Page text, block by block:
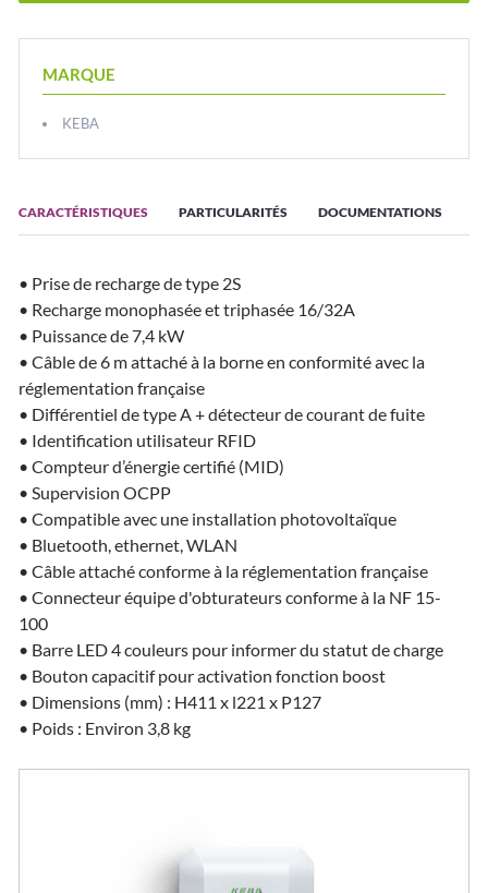
CARACTÉRISTIQUES PARTICULARITÉS DOCUMENTATIONS
• Prise de recharge de type 2S
• Recharge monophasée et triphasée 16/32A
• Puissance de 7,4 kW
• Câble de 6 m attaché à la borne en conformité avec la
réglementation française
• Différentiel de type A + détecteur de courant de fuite
• Identification utilisateur RFID
• Compteur d’énergie certifié (MID)
• Supervision OCPP
• Compatible avec une installation photovoltaïque
• Bluetooth, ethernet, WLAN
• Câble attaché conforme à la réglementation française
• Connecteur équipe d'obturateurs conforme à la NF 15-
100
• Barre LED 4 couleurs pour informer du statut de charge
• Bouton capacitif pour activation fonction boost
• Dimensions (mm) : H411 x l221 x P127
• Poids : Environ 3,8 kg
MARQUE
KEBA